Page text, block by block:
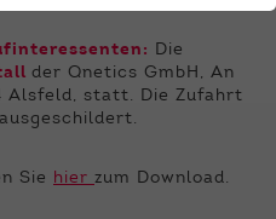
Die
der Qnetics GmbH, An
Alsfeld, statt. Die Zufahrt
Sie hier zum Download.
einwandfrei
anzeigen